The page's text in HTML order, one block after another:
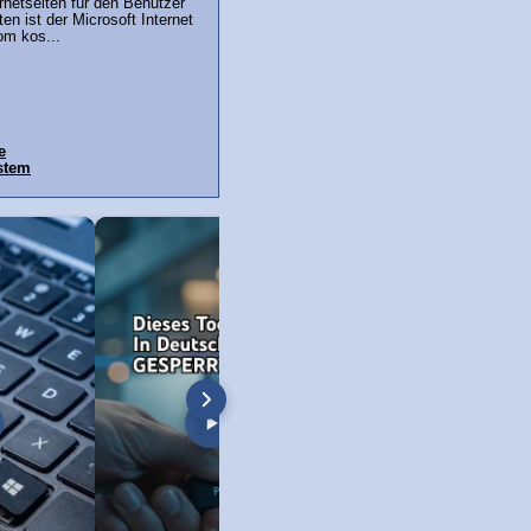
für den Benutzer
ist der Microsoft Internet
kos...